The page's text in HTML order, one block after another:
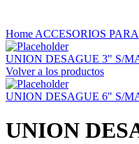
Home ACCESORIOS
UNION DESAGUE 3" S/
Volver a los productos
UNION DESAGUE 6" S/
UNION